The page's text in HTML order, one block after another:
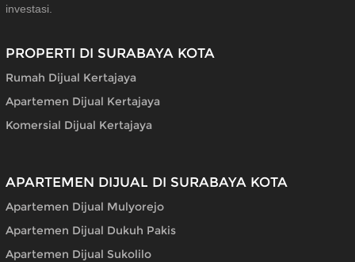
investasi.
PROPERTI DI SURABAYA KOTA
Rumah Dijual Kertajaya
Apartemen Dijual Kertajaya
Komersial Dijual Kertajaya
APARTEMEN DIJUAL DI SURABAYA KOTA
Apartemen Dijual Mulyorejo
Apartemen Dijual Dukuh Pakis
Apartemen Dijual Sukolilo